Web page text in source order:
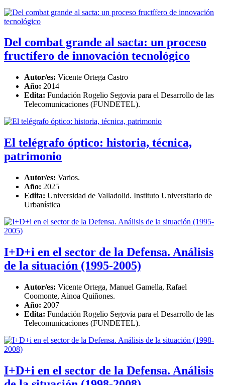
Del combat grande al sacta: un proceso
fructífero de innovación tecnológico
Autor/es: Vicente Ortega Castro
Año: 2014
Edita: Fundación Rogelio Segovia para el Desarrollo de las
Telecomunicaciones (FUNDETEL).
El telégrafo óptico: historia, técnica,
patrimonio
Autor/es: Varios.
Año: 2025
Edita: Universidad de Valladolid. Instituto Universitario de
Urbanística
I+D+i en el sector de la Defensa. Análisis
de la situación (1995-2005)
Autor/es: Vicente Ortega, Manuel Gamella, Rafael
Coomonte, Ainoa Quiñones.
Año: 2007
Edita: Fundación Rogelio Segovia para el Desarrollo de las
Telecomunicaciones (FUNDETEL).
I+D+i en el sector de la Defensa. Análisis